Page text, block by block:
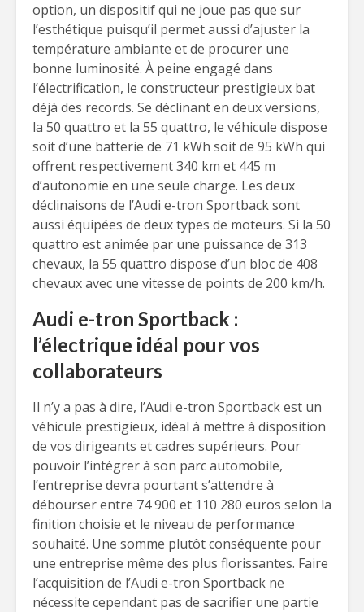
option, un dispositif qui ne joue pas que sur
l’esthétique puisqu’il permet aussi d’ajuster la
température ambiante et de procurer une
bonne luminosité. À peine engagé dans
l’électrification, le constructeur prestigieux bat
déjà des records. Se déclinant en deux versions,
la 50 quattro et la 55 quattro, le véhicule dispose
soit d’une batterie de 71 kWh soit de 95 kWh qui
offrent respectivement 340 km et 445 m
d’autonomie en une seule charge. Les deux
déclinaisons de l’Audi e-tron Sportback sont
aussi équipées de deux types de moteurs. Si la 50
quattro est animée par une puissance de 313
chevaux, la 55 quattro dispose d’un bloc de 408
chevaux avec une vitesse de points de 200 km/h.
Audi e-tron Sportback :
l’électrique idéal pour vos
collaborateurs
Il n’y a pas à dire, l’Audi e-tron Sportback est un
véhicule prestigieux, idéal à mettre à disposition
de vos dirigeants et cadres supérieurs. Pour
pouvoir l’intégrer à son parc automobile,
l’entreprise devra pourtant s’attendre à
débourser entre 74 900 et 110 280 euros selon la
finition choisie et le niveau de performance
souhaité. Une somme plutôt conséquente pour
une entreprise même des plus florissantes. Faire
l’acquisition de l’Audi e-tron Sportback ne
nécessite cependant pas de sacrifier une partie